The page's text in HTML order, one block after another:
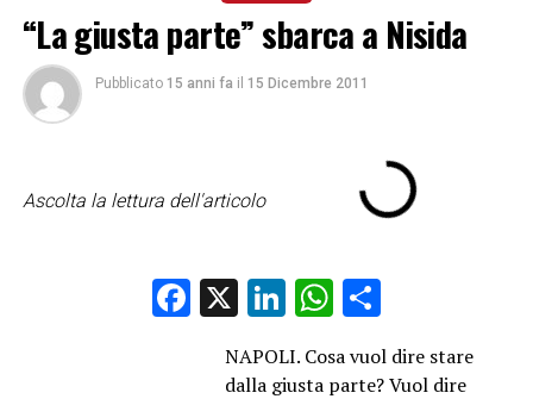
“La giusta parte” sbarca a Nisida
Pubblicato 15 anni fa il 15 Dicembre 2011
Ascolta la lettura dell'articolo
Facebook
X LinkedIn
WhatsApp
Condividi
NAPOLI. Cosa vuol dire stare
dalla giusta parte? Vuol dire